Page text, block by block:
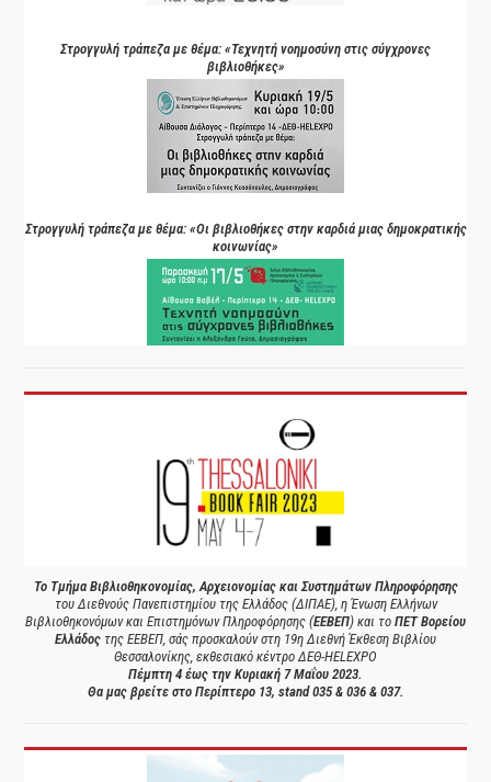
Στρογγυλή τράπεζα με θέμα: «Τεχνητή νοημοσύνη στις σύγχρονες
βιβλιοθήκες»
Στρογγυλή τράπεζα με θέμα: «Οι βιβλιοθήκες στην καρδιά μιας δημοκρατικής
κοινωνίας»
Το Τμήμα Βιβλιοθηκονομίας, Αρχειονομίας και Συστημάτων Πληροφόρησης
του Διεθνούς Πανεπιστημίου της Ελλάδος (ΔΙΠΑΕ), η Ένωση Ελλήνων
Βιβλιοθηκονόμων και Επιστημόνων Πληροφόρησης (ΕΕΒΕΠ) και το ΠΕΤ Βορείου
Ελλάδος της ΕΕΒΕΠ, σάς προσκαλούν στη 19η Διεθνή Έκθεση Βιβλίου
Θεσσαλονίκης, εκθεσιακό κέντρο ΔΕΘ-HELEXPO
Πέμπτη 4 έως την Κυριακή 7 Μαΐου 2023.
Θα μας βρείτε στο Περίπτερο 13, stand 035 & 036 & 037.